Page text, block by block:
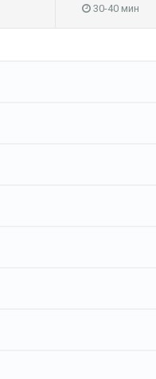
30-40 мин